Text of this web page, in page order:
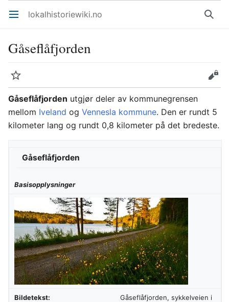
Åpne hovedmenyen lokalhistoriewiki.no Søk
Gåseflåfjorden
Overvåk
Rediger
Gåseflåfjorden utgjør deler av kommunegrensen
mellom Iveland og Vennesla kommune. Den er rundt 5
kilometer lang og rundt 0,8 kilometer på det bredeste.
Gåseflåfjorden
Basisopplysninger
Bildetekst:
Gåseflåfjorden, sykkelveien i